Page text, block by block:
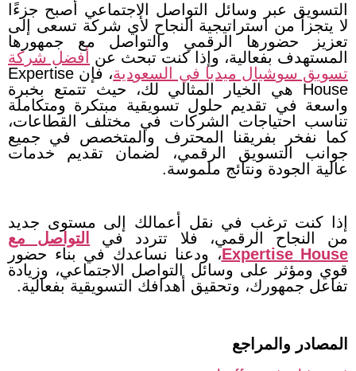
التسويق عبر وسائل التواصل الاجتماعي أصبح جزءًا
لا يتجزأ من استراتيجية النجاح لأي شركة تسعى إلى
تعزيز حضورها الرقمي والتواصل مع جمهورها
المستهدف بفعالية، وإذا كنت تبحث عن
أفضل شركة
تسويق سوشيال ميديا في السعودية
، فإن Expertise
House هي الخيار المثالي لك، حيث
تتمتع بخبرة
واسعة في تقديم حلول تسويقية مبتكرة ومتكاملة
تناسب احتياجات الشركات في مختلف القطاعات،
كما نفخر بفريقنا المحترف والمتخصص في جميع
جوانب التسويق الرقمي، لضمان تقديم خدمات
عالية الجودة ونتائج ملموسة.
إذا كنت ترغب في نقل أعمالك إلى مستوى جديد
من النجاح الرقمي، فلا تتردد في
التواصل مع
Expertise House، ودعنا نساعدك في بناء حضور
قوي ومؤثر على وسائل التواصل الاجتماعي، وزيادة
تفاعل جمهورك، وتحقيق أهدافك التسويقية بفعالية.
المصادر والمراجع